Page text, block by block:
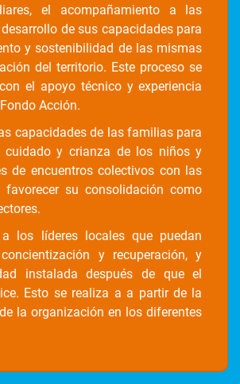
el acompañamiento a las
de sus capacidades para
y sostenibilidad de las mismas
del territorio. Este proceso se
el apoyo técnico y experiencia
Acción.
capacidades de las familias para
cuidado y crianza de los niños y
de encuentros colectivos con las
su consolidación como
los líderes locales que puedan
y recuperación, y
instalada después de que el
Esto se realiza a a partir de la
la organización en los diferentes